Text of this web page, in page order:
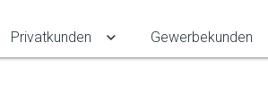
Privatkunden
Untermenü für
Gewerbekunden